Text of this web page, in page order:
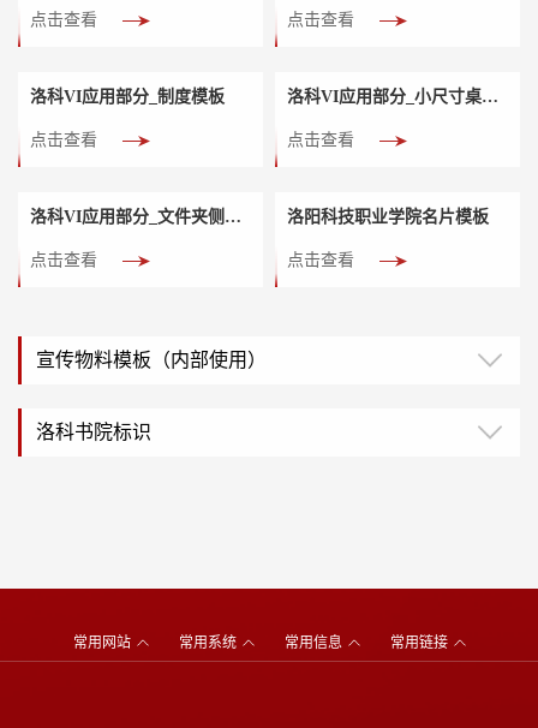
点击查看 点击查看
洛科VI应用部分_制度模板
点击查看
洛科VI应用部分_小尺寸桌签（9cm*5.5cm）
点击查看
洛科VI应用部分_文件夹侧面标签
点击查看
洛阳科技职业学院名片模板
点击查看
宣传物料模板（内部使用）
洛科书院标识
常用网站 常用系统 常用信息 常用链接